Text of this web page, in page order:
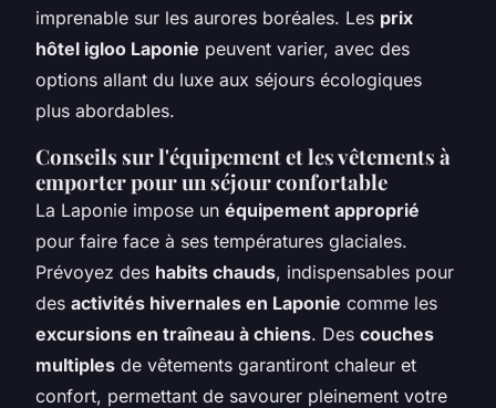
imprenable sur les aurores boréales. Les prix
hôtel igloo Laponie peuvent varier, avec des
options allant du luxe aux séjours écologiques
plus abordables.
Conseils sur l'équipement et les vêtements à
emporter pour un séjour confortable
La Laponie impose un équipement approprié
pour faire face à ses températures glaciales.
Prévoyez des habits chauds, indispensables pour
des activités hivernales en Laponie comme les
excursions en traîneau à chiens. Des couches
multiples de vêtements garantiront chaleur et
confort, permettant de savourer pleinement votre